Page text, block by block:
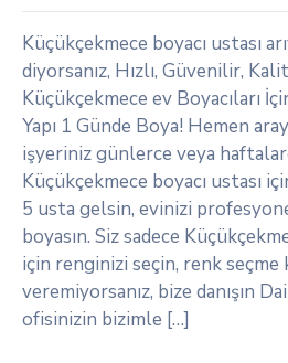
Küçükçekmece boyacı ustası
diyorsanız, Hızlı, Güvenilir,
Küçükçekmece ev Boyacıları
Yapı 1 Günde Boya! Hemen
işyeriniz günlerce veya
Küçükçekmece boyacı ustası
5 usta gelsin, evinizi
boyasın. Siz sadece
için renginizi seçin, renk seçme
veremiyorsanız, bize danışın
ofisinizin bizimle […]